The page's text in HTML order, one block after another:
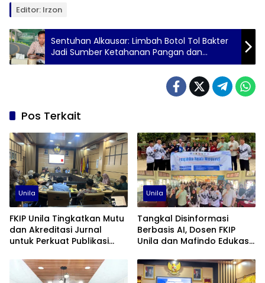
Editor: Irzon
Sentuhan Alkausar: Limbah Botol Tol Bakter
Jadi Sumber Ketahanan Pangan dan
Ekonomi Warga Lampung Selatan
Pos Terkait
Unila
FKIP Unila Tingkatkan Mutu
dan Akreditasi Jurnal
untuk Perkuat Publikasi
Unila
Tangkal Disinformasi
Berbasis AI, Dosen FKIP
Unila dan Mafindo Edukasi